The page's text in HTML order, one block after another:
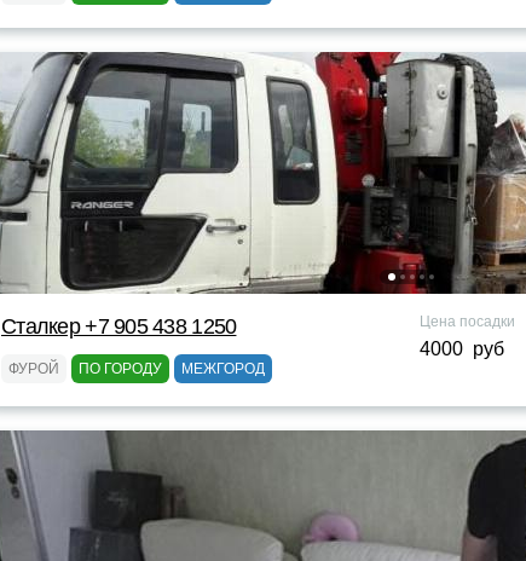
Сталкер +7 905 438 1250
ФУРОЙ ПО ГОРОДУ МЕЖГОРОД
Цена посадки
4000 руб